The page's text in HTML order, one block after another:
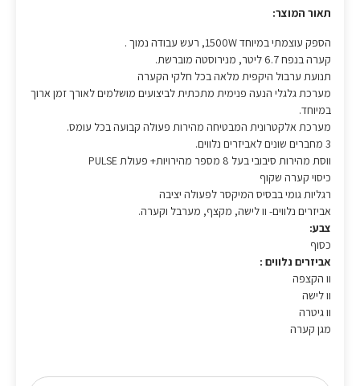
תאור המוצר:
הספק עוצמתי במיוחד 1500W, רעש עבודה נמוך .
קערה בנפח 6.7 ליטר, מנירוסטה מוברשת.
תנועת ערבול היקפית מלאה בכל חלקי הקערה
מערכת גלגלי הנעה פנימית מתכתית לביצועים מושלמים לאורך זמן ארוך
במיוחד.
מערכת אלקטרונית המבטיחה מהירות פעולה קבועה בכל עומס.
ווסת מהירות סיבובי בעל 8 מספר מהירויות+ פעולת PULSE
כיסוי קערה שקוף
רגליות גומי בבסיס המיקסר לפעולה יציבה
אביזרים נלווים- וו לישה, מקצף, מערבל וקערה.
צבע:
כסוף
אביזרים נלווים :
וו הקצפה
וו לישה
וו גיטרה
מגן קערה